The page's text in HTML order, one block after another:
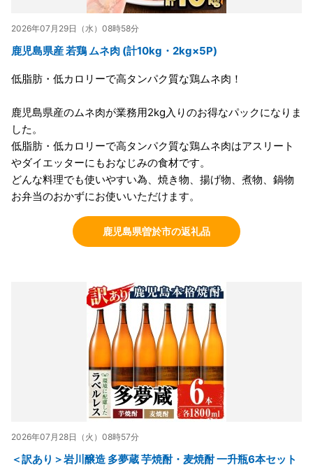
2026年07月29日（水）08時58分
鹿児島県産 若鶏 ムネ肉 (計10kg・2kg×5P)
低脂肪・低カロリーで高タンパク質な鶏ムネ肉！
鹿児島県産のムネ肉が業務用2kg入りのお得なパックになりま
した。
低脂肪・低カロリーで高タンパク質な鶏ムネ肉はアスリート
やダイエッターにもおなじみの食材です。
どんな料理でも使いやすい為、焼き物、揚げ物、煮物、鍋物
お弁当のおかずにお使いいただけます。
鹿児島県曽於市の返礼品
2026年07月28日（火）08時57分
＜訳あり＞岩川醸造 多夢蔵 芋焼酎・麦焼酎 一升瓶6本セット